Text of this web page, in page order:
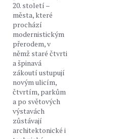
20. století –
města, které
prochází
modernistickým
přerodem, v
němž staré čtvrti
a špinavá
zákoutí ustupují
novým ulicím,
čtvrtím, parkům
a po světových
výstavách
zůstávají
architektonické i